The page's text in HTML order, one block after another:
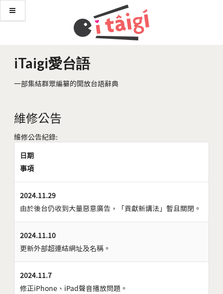
iTaigi愛台語
一部集結群眾編纂的開放台語辭典
維修公告
維修公告紀錄:
日期
事項
2024.11.29
由於後台仍收到大量惡意廣告，「貢獻新講法」暫且關閉。
2024.11.10
更新外部超連結網址及名稱。
2024.11.7
修正iPhone、iPad聲音播放問題。